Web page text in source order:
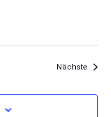
Nächste